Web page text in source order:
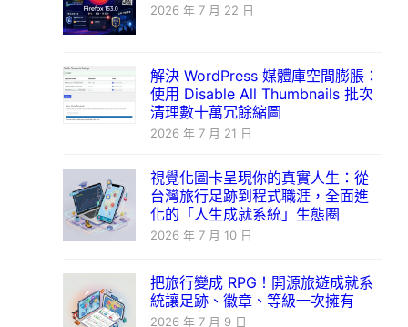
2026 年 7 月 22 日
解決 WordPress 媒體庫空間膨脹：
使用 Disable All Thumbnails 批次
清理數十萬冗餘縮圖
2026 年 7 月 21 日
視覺化圖卡呈現你的真實人生：從
台灣旅行足跡到程式職涯，全面進
化的「人生成就系統」生態圈
2026 年 7 月 10 日
把旅行變成 RPG！開源旅遊成就系
統讓足跡、徽章、等級一次擁有
2026 年 7 月 9 日